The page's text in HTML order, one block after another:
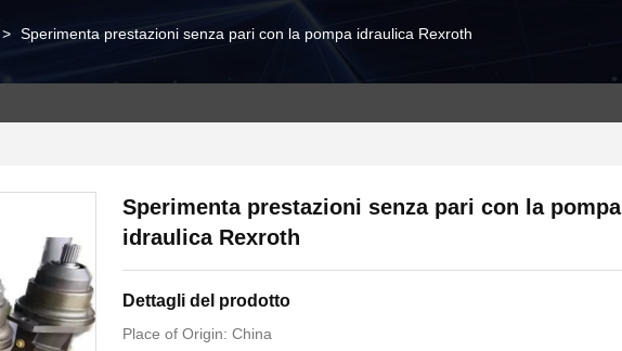
> Sperimenta prestazioni senza pari con la pompa idraulica Rexroth
Sperimenta prestazioni senza pari con la pompa
idraulica Rexroth
Dettagli del prodotto
Place of Origin: China